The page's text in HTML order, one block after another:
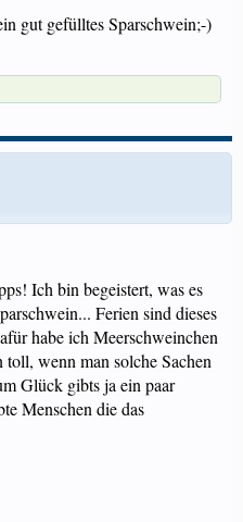
gut gefülltes Sparschwein;-)
Ich bin begeistert, was es
Ferien sind dieses
habe ich Meerschweinchen
wenn man solche Sachen
Glück gibts ja ein paar
Menschen die das